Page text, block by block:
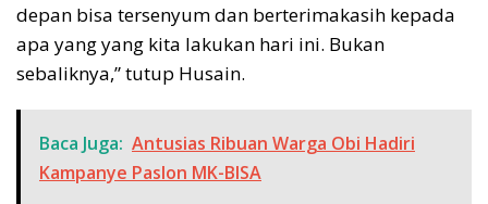
depan bisa tersenyum dan berterimakasih kepada
apa yang yang kita lakukan hari ini. Bukan
sebaliknya,” tutup Husain.
Baca Juga: Antusias Ribuan Warga Obi Hadiri
Kampanye Paslon MK-BISA